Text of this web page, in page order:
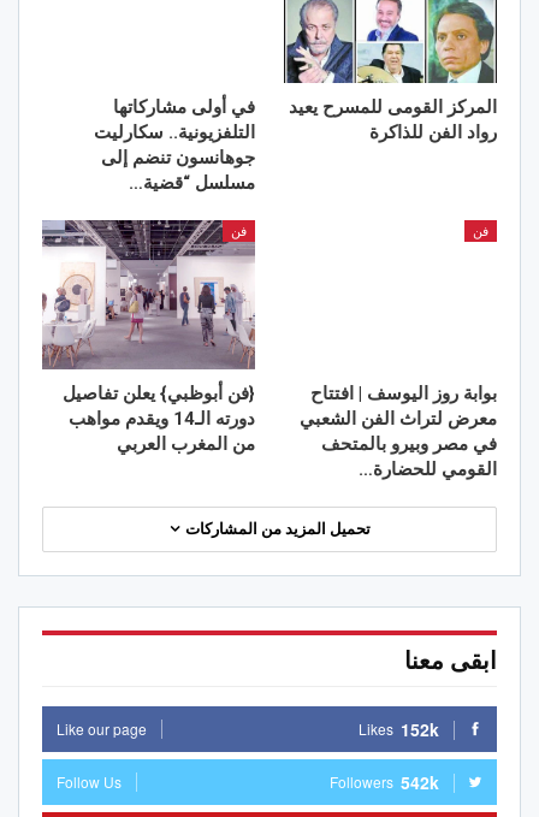
المركز القومى للمسرح يعيد
رواد الفن للذاكرة
في أولى مشاركاتها
التلفزيونية.. سكارليت
جوهانسون تنضم إلى
مسلسل “قضية…
فن
بوابة روز اليوسف | افتتاح
معرض لتراث الفن الشعبي
في مصر وبيرو بالمتحف
القومي للحضارة…
فن
{فن أبوظبي} يعلن تفاصيل
دورته الـ14 ويقدم مواهب
من المغرب العربي
تحميل المزيد من المشاركات
ابقى معنا
152k
Likes
Like our page
542k
Followers
Follow Us